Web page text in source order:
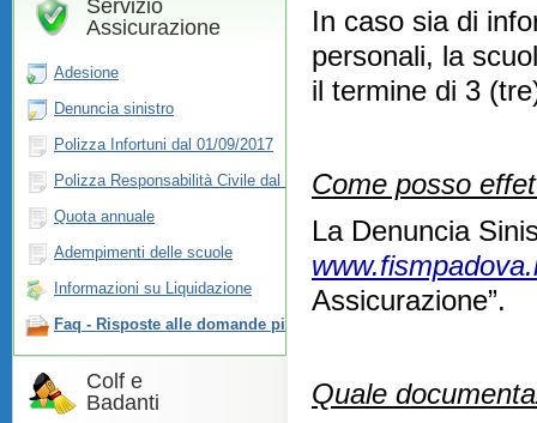
Servizio
Assicurazione
Adesione
Denuncia sinistro
Polizza Infortuni dal 01/09/2017
Polizza Responsabilità Civile dal 01/09/2017
Quota annuale
Adempimenti delle scuole
Informazioni su Liquidazione
Faq - Risposte alle domande più frequenti
Colf e
Badanti
In caso sia di
personali, la
il termine di 3
Come posso
La Denuncia
Assicurazione”.
Quale